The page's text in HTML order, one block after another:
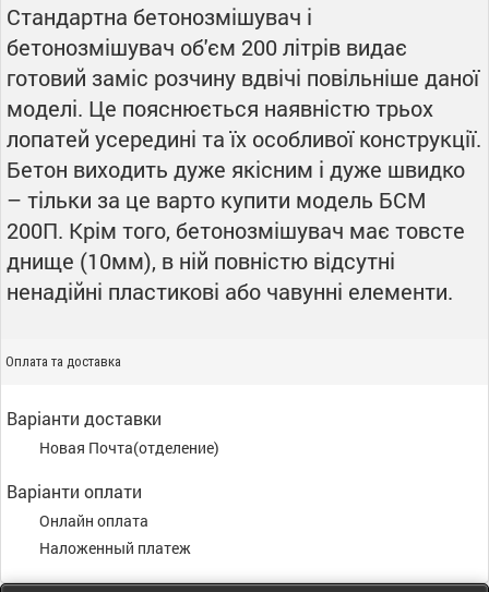
Стандартна бетонозмішувач і
бетонозмішувач об'єм 200 літрів видає
готовий заміс розчину вдвічі повільніше даної
моделі. Це пояснюється наявністю трьох
лопатей усередині та їх особливої конструкції.
Бетон виходить дуже якісним і дуже швидко
– тільки за це варто купити модель БСМ
200П. Крім того, бетонозмішувач має товсте
днище (10мм), в ній повністю відсутні
ненадійні пластикові або чавунні елементи.
Оплата та доставка
Варіанти доставки
Новая Почта(отделение)
Варіанти оплати
Онлайн оплата
Наложенный платеж